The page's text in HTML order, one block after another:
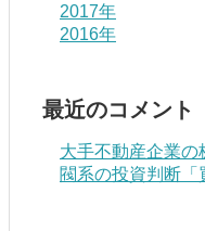
2017年
2016年
最近のコメント
大手不動産企業
閥系の投資判断「